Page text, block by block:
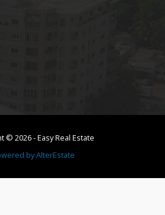
© 2026-Easy Real Estate
byAlterEstate